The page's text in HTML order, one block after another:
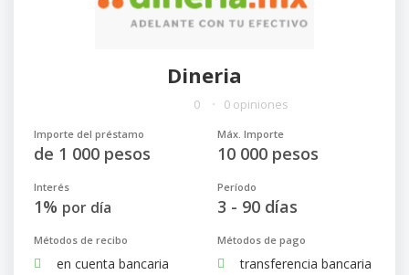
Dineria
0 0 opiniones
Importe del préstamo
de 1 000 pesos
Máx. Importe
10 000 pesos
Interés
1% por día
Período
3 - 90 días
Métodos de recibo
en cuenta bancaria
Métodos de pago
transferencia bancaria